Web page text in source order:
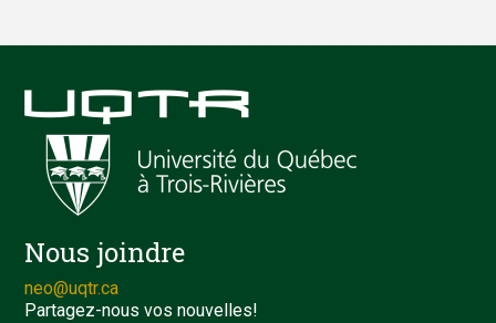
Nous joindre
neo@uqtr.ca
Partagez-nous vos nouvelles!